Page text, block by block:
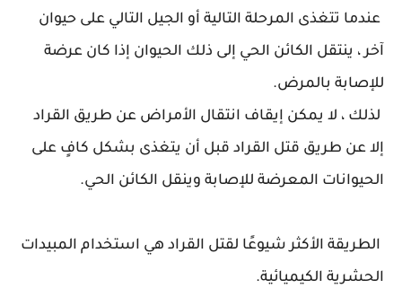
عندما تتغذى المرحلة التالية أو الجيل التالي على حيوان
آخر ، ينتقل الكائن الحي إلى ذلك الحيوان إذا كان عرضة
للإصابة بالمرض.
لذلك ، لا يمكن إيقاف انتقال الأمراض عن طريق القراد
إلا عن طريق قتل القراد قبل أن يتغذى بشكل كافٍ على
الحيوانات المعرضة للإصابة وينقل الكائن الحي.
الطريقة الأكثر شيوعًا لقتل القراد هي استخدام المبيدات
الحشرية الكيميائية.